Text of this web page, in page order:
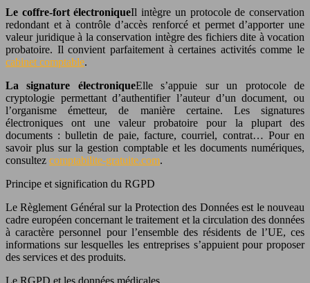
Le coffre-fort électroniqueIl intègre un protocole de conservation
redondant et à contrôle d’accès renforcé et permet d’apporter une
valeur juridique à la conservation intègre des fichiers dite à vocation
probatoire. Il convient parfaitement à certaines activités comme le
cabinet comptable.
La signature électroniqueElle s’appuie sur un protocole de
cryptologie permettant d’authentifier l’auteur d’un document, ou
l’organisme émetteur, de manière certaine. Les signatures
électroniques ont une valeur probatoire pour la plupart des
documents : bulletin de paie, facture, courriel, contrat… Pour en
savoir plus sur la gestion comptable et les documents numériques,
consultez comptabilite-gratuite.com.
Principe et signification du RGPD
Le Règlement Général sur la Protection des Données est le nouveau
cadre européen concernant le traitement et la circulation des données
à caractère personnel pour l’ensemble des résidents de l’UE, ces
informations sur lesquelles les entreprises s’appuient pour proposer
des services et des produits.